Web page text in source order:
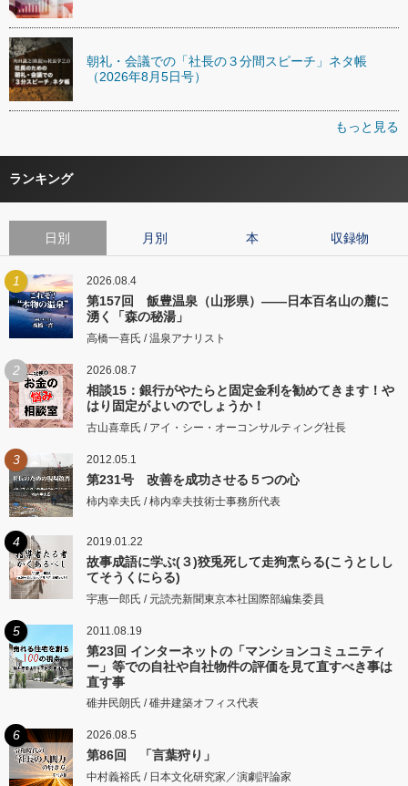
朝礼・会議での「社長の３分間スピーチ」ネタ帳
（2026年8月5日号）
もっと見る
ランキング
日別 月別 本 収録物
1 2026.08.4
第157回 飯豊温泉（山形県）――日本百名山の麓に
湧く「森の秘湯」
高橋一喜氏 / 温泉アナリスト
2 2026.08.7
相談15：銀行がやたらと固定金利を勧めてきます！や
はり固定がよいのでしょうか！
古山喜章氏 / アイ・シー・オーコンサルティング社長
3 2012.05.1
第231号 改善を成功させる５つの心
柿内幸夫氏 / 柿内幸夫技術士事務所代表
4 2019.01.22
故事成語に学ぶ(３)狡兎死して走狗烹らる(こうとしし
てそうくにらる)
宇惠一郎氏 / 元読売新聞東京本社国際部編集委員
5 2011.08.19
第23回 インターネットの「マンションコミュニティ
ー」等での自社や自社物件の評価を見て直すべき事は
直す事
碓井民朗氏 / 碓井建築オフィス代表
6 2026.08.5
第86回 「言葉狩り」
中村義裕氏 / 日本文化研究家／演劇評論家